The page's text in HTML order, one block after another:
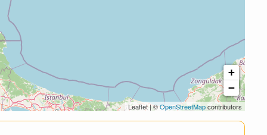
+
−
Leaflet | ©OpenStreetMapcontributors